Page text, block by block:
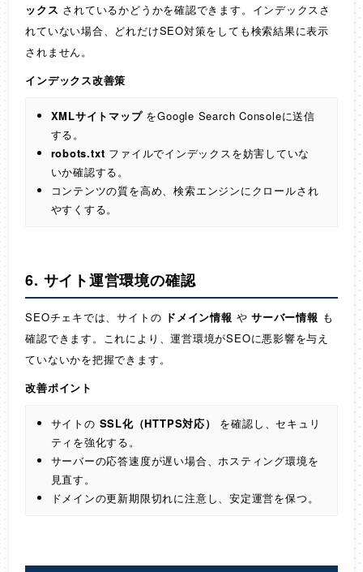
ックス されているかどうかを確認できます。インデックスさ
れていない場合、どれだけSEO対策をしても検索結果に表示
されません。
インデックス改善策
XMLサイトマップをGoogle Search Consoleに送信
する。
robots.txt ファイルでインデックスを妨害していな
いか確認する。
コンテンツの質を高め、検索エンジンにクロールされ
やすくする。
6. サイト運営環境の確認
SEOチェキでは、サイトの ドメイン情報 やサーバー情報 も
確認できます。これにより、運営環境がSEOに悪影響を与え
ていないかを把握できます。
改善ポイント
サイトの SSL化（HTTPS対応）
を確認し、セキュリ
ティを強化する。
サーバーの応答速度が遅い場合、ホスティング環境を
見直す。
ドメインの更新期限切れに注意し、安定運営を保つ。